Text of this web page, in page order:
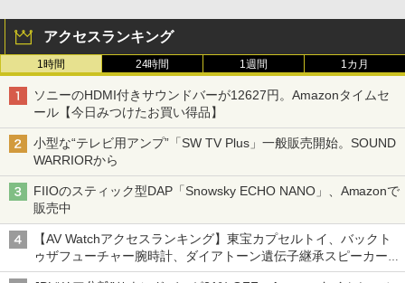
アクセスランキング
1時間 24時間 1週間 1カ月
ソニーのHDMI付きサウンドバーが12627円。Amazonタイムセ
ール【今日みつけたお買い得品】
小型な“テレビ用アンプ”「SW TV Plus」一般販売開始。SOUND
WARRIORから
FIIOのスティック型DAP「Snowsky ECHO NANO」、Amazonで
販売中
【AV Watchアクセスランキング】東宝カプセルトイ、バックト
ゥザフューチャー腕時計、ダイアトーン遺伝子継承スピーカー
('26年8月3日～9日)